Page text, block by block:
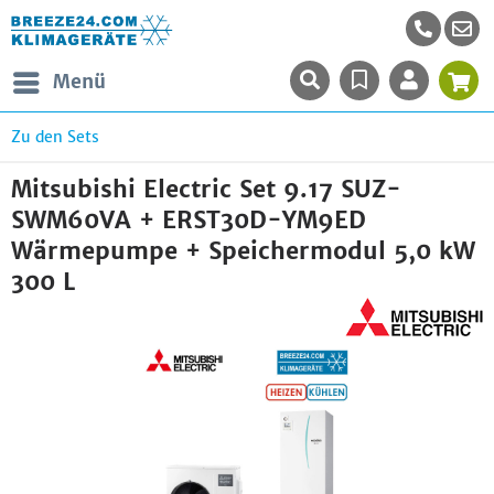
Menü
Zu den Sets
Mitsubishi Electric Set 9.17 SUZ-
SWM60VA + ERST30D-YM9ED
Wärmepumpe + Speichermodul 5,0 kW
300 L